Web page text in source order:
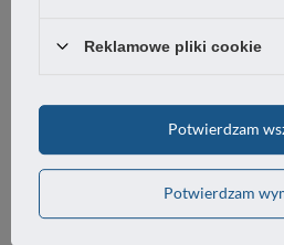
ćwierćobrotowych 22,3x20,3 mm,
grubość 1,5 mm, stalowa
Reklamowe pliki cookie
Potwierdzam
Potwierdzam